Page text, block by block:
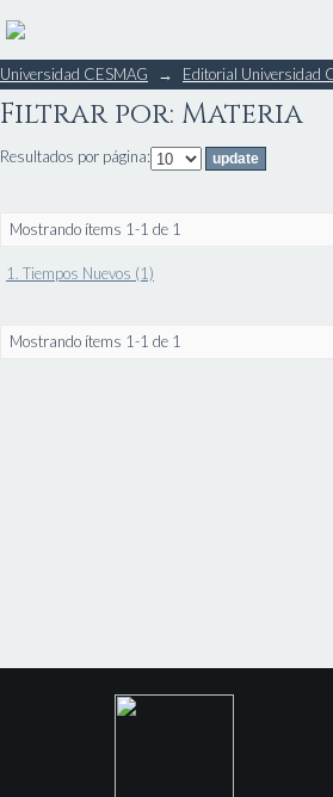
Filtrar por: Materia
Universidad CESMAG → Editorial Universidad
Filtrar por: Materia
Resultados por página:
Mostrando ítems 1-1 de 1
1. Tiempos Nuevos (1)
Mostrando ítems 1-1 de 1